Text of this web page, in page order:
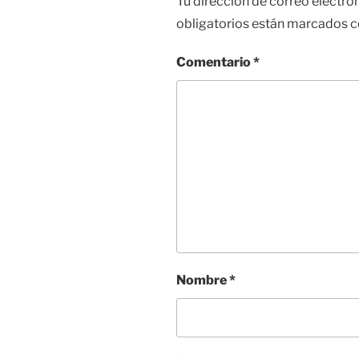
obligatorios están marcados
Comentario*
Nombre*